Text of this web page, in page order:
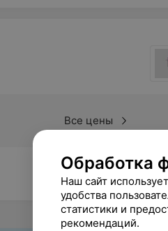
Все цены
Обработка
Наш сайт
удобства
статистики и
рекомендаций.